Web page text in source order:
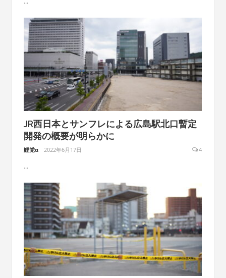
JR西日本とサンフレによる広島駅北口暫定
開発の概要が明らかに
鯉党α 2022年6月17日 4
...